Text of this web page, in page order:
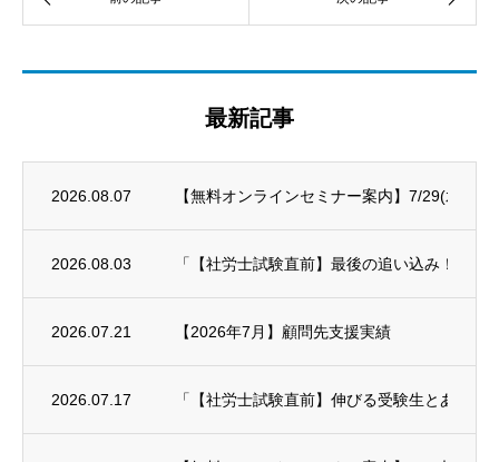
最新記事
2026.08.07 【無料オンラインセミナー案内】7/29(水)～
2026.08.03 「【社労士試験直前】最後の追い込み！科
2026.07.21 【2026年7月】顧問先支援実績
2026.07.17 「【社労士試験直前】伸びる受験生とあと